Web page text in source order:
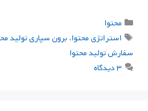
دسته‌ها
محتوا
برچسب‌ها
استراتژي محتوا، برون سپاری تولید
سفارش توليد محتوا
۳ دیدگاه